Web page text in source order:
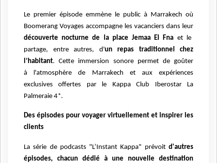
Le premier épisode emmène le public à Marrakech où
Boomerang Voyages accompagne les vacanciers dans leur
découverte nocturne de la place Jemaa El Fna et le
partage, entre autres, d'un repas traditionnel chez
l’habitant. Cette immersion sonore permet de goûter
à
l'atmosphère de Marrakech et aux expériences
exclusives offertes par le KappaClub Iberostar La
Palmeraie 4*.
Des épisodes pour voyager virtuellement et inspirer les
clients
La série de podcasts "L’Instant Kappa" prévoit d'autres
épisodes, chacun dédié à une nouvelle destination